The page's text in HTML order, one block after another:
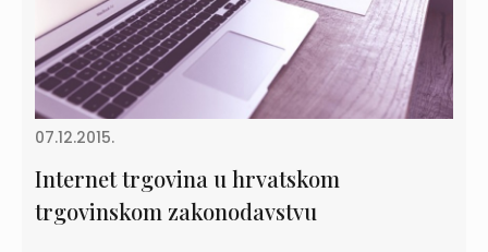
07.12.2015.
Internet trgovina u hrvatskom
trgovinskom zakonodavstvu